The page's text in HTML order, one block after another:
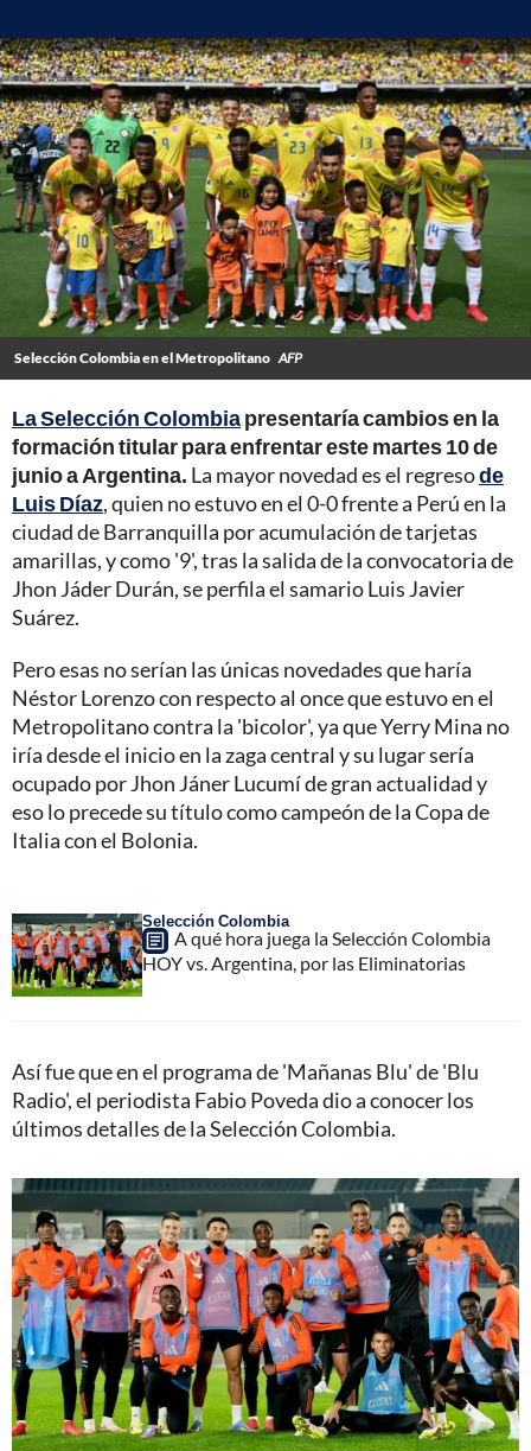
Selección Colombia en el Metropolitano AFP
La Selección Colombiapresentaría cambios en la
formación titular para enfrentar este martes 10 de
junio a Argentina. La mayor novedad es el regresode
Luis Díaz, quien no estuvo en el 0-0 frente a Perú en la
ciudad de Barranquilla por acumulación de tarjetas
amarillas, y como '9', tras la salida de la convocatoria de
Jhon Jáder Durán, se perfila el samario Luis Javier
Suárez.
Pero esas no serían las únicas novedades que haría
Néstor Lorenzo con respecto al once que estuvo en el
Metropolitano contra la 'bicolor', ya que Yerry Mina no
iría desde el inicio en la zaga central y su lugar sería
ocupado por Jhon Jáner Lucumí de gran actualidad y
eso lo precede su título como campeón de la Copa de
Italia con el Bolonia.
Selección Colombia
A qué hora juega la Selección Colombia
HOY vs. Argentina, por las Eliminatorias
Así fue que en el programa de 'Mañanas Blu' de 'Blu
Radio', el periodista Fabio Poveda dio a conocer los
últimos detalles de la Selección Colombia.